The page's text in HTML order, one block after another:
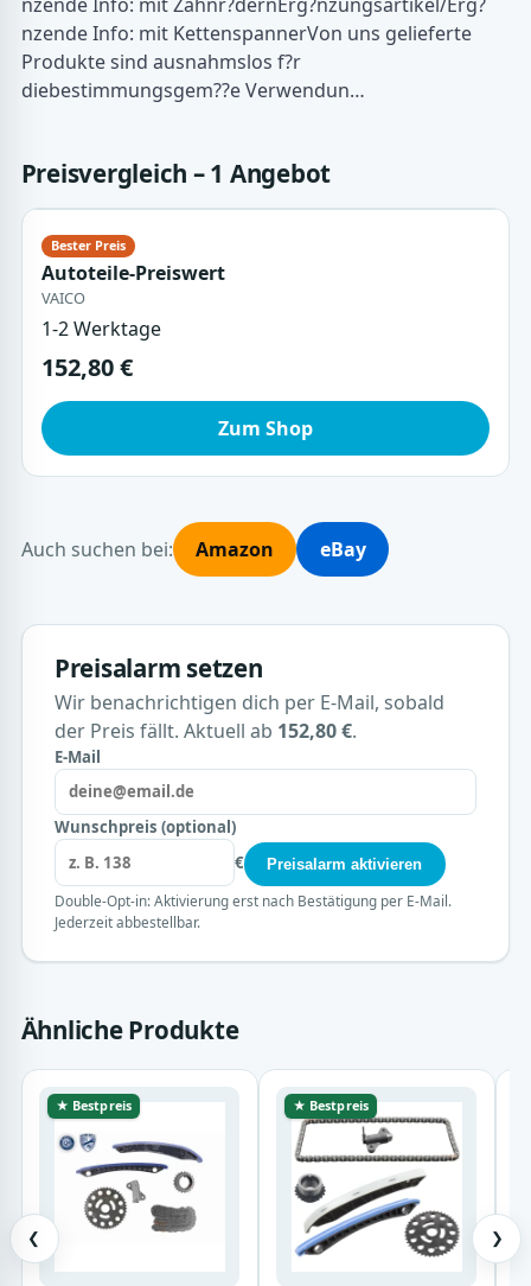
nzende Info: mit KettenspannerVon uns gelieferte
Produkte sind ausnahmslos f?r
diebestimmungsgem??e Verwendun…
Preisvergleich – 1 Angebot
Autoteile-Preiswert
VAICO
1-2 Werktage
152,80 €
Zum Shop
Auch suchen bei: Amazon eBay
Preisalarm setzen
Wir benachrichtigen dich per E-Mail, sobald
der Preis fällt. Aktuell ab 152,80 €.
E-Mail
Wunschpreis (optional)
€
Preisalarm aktivieren
Double-Opt-in: Aktivierung erst nach Bestätigung per E-Mail.
Jederzeit abbestellbar.
Ähnliche Produkte
❮
★ Bestpreis ★ Bestpreis
❯